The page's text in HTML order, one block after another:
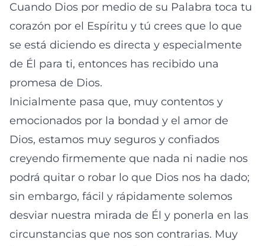
Cuando Dios por medio de su Palabra toca tu
corazón por el Espíritu y tú crees que lo que
se está diciendo es directa y especialmente
de Él para ti, entonces has recibido una
promesa de Dios.
Inicialmente pasa que, muy contentos y
emocionados por la bondad y el amor de
Dios, estamos muy seguros y confiados
creyendo firmemente que nada ni nadie nos
podrá quitar o robar lo que Dios nos ha dado;
sin embargo, fácil y rápidamente solemos
desviar nuestra mirada de Él y ponerla en las
circunstancias que nos son contrarias. Muy